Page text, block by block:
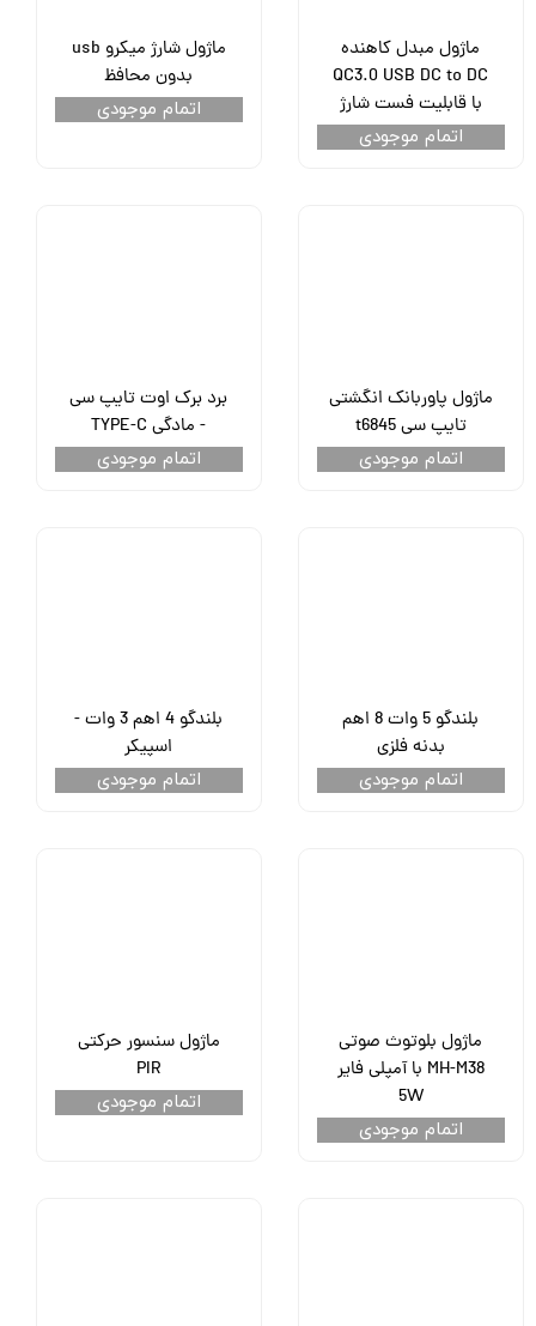
ماژول مبدل کاهنده
QC3.0 USB DC to DC
با قابلیت فست شارژ
اتمام موجودی
ماژول شارژ میکرو usb
بدون محافظ
اتمام موجودی
ماژول پاوربانک انگشتی
تایپ سی t6845
اتمام موجودی
برد برک اوت تایپ سی
- مادگی TYPE-C
اتمام موجودی
بلندگو 5 وات 8 اهم
بدنه فلزی
اتمام موجودی
بلندگو 4 اهم 3 وات -
اسپیکر
اتمام موجودی
ماژول بلوتوث صوتی
MH-M38 با آمپلی فایر
5W
اتمام موجودی
ماژول سنسور حرکتی
PIR
اتمام موجودی